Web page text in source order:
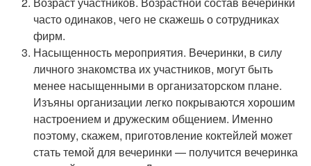
часто одинаков, чего не скажешь о сотрудниках
фирм.
Насыщенность мероприятия. Вечеринки, в силу
личного знакомства их участников, могут быть
менее насыщенными в организаторском плане.
Изъяны организации легко покрываются хорошим
настроением и дружеским общением. Именно
поэтому, скажем, приготовление коктейлей может
стать темой для вечеринки — получится вечеринка